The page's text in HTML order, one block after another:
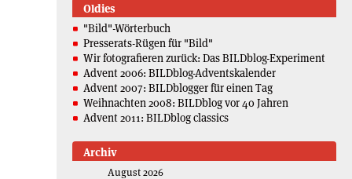
Oldies
"Bild"-Wörterbuch
Presserats-Rügen für "Bild"
Wir fotografieren zurück: Das BILDblog-Experiment
Advent 2006: BILDblog-Adventskalender
Advent 2007: BILDblogger für einen Tag
Weihnachten 2008: BILDblog vor 40 Jahren
Advent 2011: BILDblog classics
Archiv
August 2026